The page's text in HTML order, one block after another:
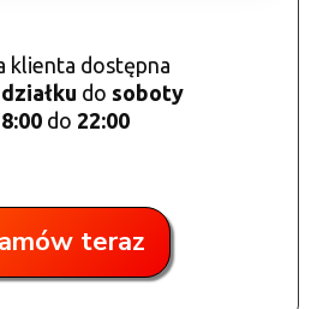
klienta dostępna
do soboty
8:00do 22:00
teraz